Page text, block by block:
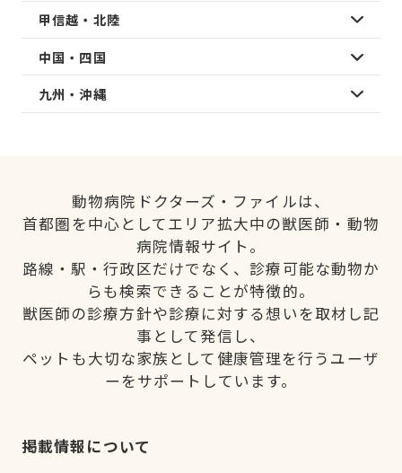
甲信越・北陸
中国・四国
九州・沖縄
動物病院ドクターズ・ファイルは、
首都圏を中心としてエリア拡大中の獣医師・動物
病院情報サイト。
路線・駅・行政区だけでなく、診療可能な動物か
らも検索できることが特徴的。
獣医師の診療方針や診療に対する想いを取材し記
事として発信し、
ペットも大切な家族として健康管理を行うユーザ
ーをサポートしています。
掲載情報について